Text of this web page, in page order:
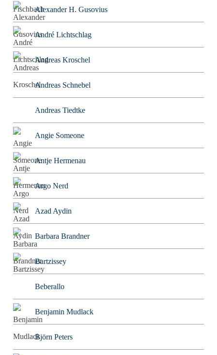
Alexander H. Gusovius
André Lichtschlag
Andreas Kroschel
Andreas Schnebel
Andreas Tiedtke
Angie Someone
Antje Hermenau
Argo Nerd
Azad Aydin
Barbara Brandner
Bartzissey
Beberallo
Benjamin Mudlack
Björn Peters